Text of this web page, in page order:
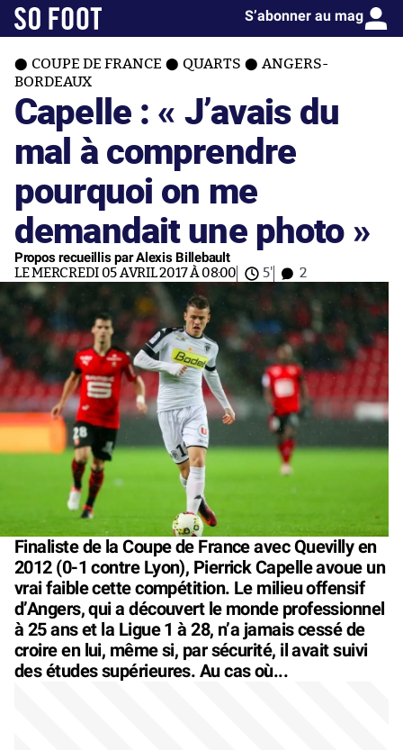
S’abonner au mag
COUPE DE FRANCE QUARTS
ANGERS-
BORDEAUX
Capelle : « J’avais du
mal à comprendre
pourquoi on me
demandait une photo »
Propos recueillis par Alexis Billebault
LE MERCREDI 05 AVRIL 2017 À 08:00 5' 2
Finaliste de la Coupe de France avec Quevilly en
2012 (0-1 contre Lyon), Pierrick Capelle avoue un
vrai faible cette compétition. Le milieu offensif
d’Angers, qui a découvert le monde professionnel
à 25 ans et la Ligue 1 à 28, n’a jamais cessé de
croire en lui, même si, par sécurité, il avait suivi
des études supérieures. Au cas où...